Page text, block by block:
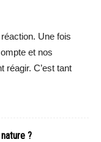
Une fois
et nos
réagir. C’est tant
?